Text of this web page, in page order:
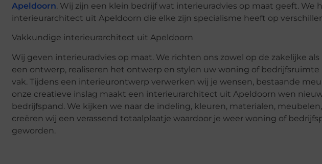
Apeldoorn. Wij zijn een klein bedrijf wat interieuradvies op maat geeft.
interieurarchitect uit Apeldoorn die elke zijn specialisme heeft op
Vakkundige interieurarchitect uit Apeldoorn
Wij geven interieuradvies op maat. We richten ons zowel op de zakelijke
een ontwerp, realiseren het ontwerp en stylen uw woning of bedrijfsruimte
vak. Tijdens een interieurontwerp verwerken wij je wensen, bestaande
onze creatieve inslag maakt een interieurarchitect uit Apeldoorn wen
bedrijfspand. We kijken we naar de indeling, kleuren, materialen,
creëren wij een verassend totaalplaatje waardoor je weer woning of
geworden.